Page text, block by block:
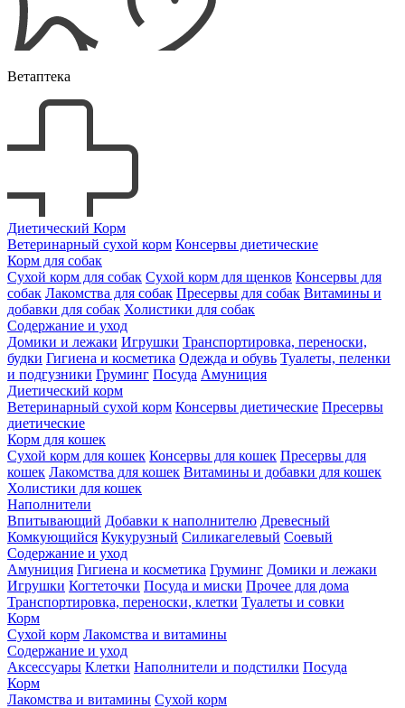
Ветаптека
Диетический Корм
Ветеринарный сухой корм Консервы диетические
Корм для собак
Сухой корм для собак Сухой корм для щенков Консервы для
собак Лакомства для собак Пресервы для собак Витамины и
добавки для собак Холистики для собак
Содержание и уход
Домики и лежаки Игрушки Транспортировка, переноски,
будки Гигиена и косметика Одежда и обувь Туалеты, пеленки
и подгузники Груминг Посуда Амуниция
Диетический корм
Ветеринарный сухой корм Консервы диетические Пресервы
диетические
Корм для кошек
Сухой корм для кошек Консервы для кошек Пресервы для
кошек Лакомства для кошек Витамины и добавки для кошек
Холистики для кошек
Наполнители
Впитывающий Добавки к наполнителю Древесный
Комкующийся Кукурузный Силикагелевый Соевый
Содержание и уход
Амуниция Гигиена и косметика Груминг Домики и лежаки
Игрушки Когтеточки Посуда и миски Прочее для дома
Транспортировка, переноски, клетки Туалеты и совки
Корм
Сухой корм Лакомства и витамины
Содержание и уход
Аксессуары Клетки Наполнители и подстилки Посуда
Корм
Лакомства и витамины Сухой корм